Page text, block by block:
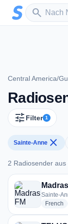
Zum Hauptinhalt
search
Sender
Central America/
tune Filter 1
Sainte-Anne close
2 Radiosender aus
2 Radiosender
Sainte-
French